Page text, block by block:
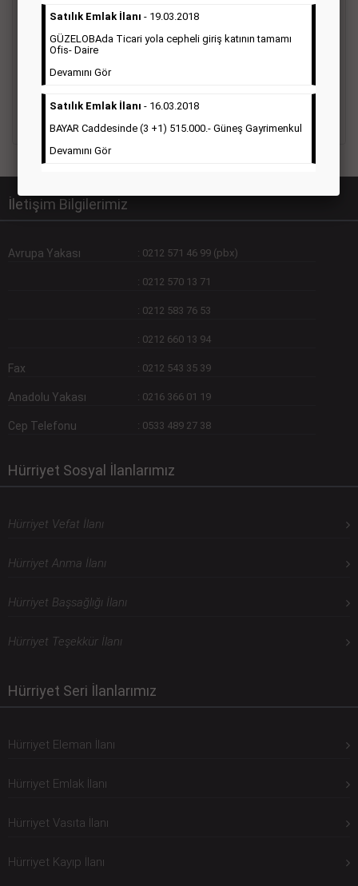
Hürriyet gazetesi Ticari ilan; firmaların tanıtımlarının, duyuru
ve kampanyalarının yapıldığı, çerçeveli ilan çeşididir.Hüriyet
gazetesine verilen ticari ilanları genellikle kurumsal firmalar
olmak üzere bütün sektörler bu ilan türünü tercih
Detaylı Bilgi & İlan Örnekleri
İletişim Bilgilerimiz
Avrupa Yakası : 0212 571 46 99 (pbx)
: 0212 570 13 71
: 0212 583 76 53
: 0212 660 13 94
Fax : 0212 543 35 39
Anadolu Yakası : 0216 366 01 19
Cep Telefonu : 0533 489 27 38
Hürriyet Sosyal İlanlarımız
Hürriyet Vefat İlanı
Hürriyet Anma İlanı
Hürriyet Başsağlığı İlanı
Hürriyet Teşekkür İlanı
Hürriyet Seri İlanlarımız
Hürriyet Eleman İlanı
Hürriyet Emlak İlanı
Hürriyet Vasıta İlanı
Hürriyet Kayıp İlanı
Satılık Emlak İlanı - 19.03.2018
GÜZELOBAda Ticari yola cepheli giriş katının tamamı
Ofis- Daire
Devamını Gör
Satılık Emlak İlanı - 16.03.2018
BAYAR Caddesinde (3 +1) 515.000.- Güneş Gayrimenkul
Devamını Gör